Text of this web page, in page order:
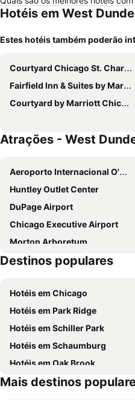
Hotéis em West
Estes hotéis também poderão
Courtyard Chicago St. Charles
Fairfield Inn & Suites by Marriott Chicago Schaumburg
Courtyard by Marriott Chicago Schaumburg/Woodfield Mall
Atrações - West
Aeroporto Internacional O'Hare
Huntley Outlet Center
DuPage Airport
Chicago Executive Airport
Morton Arboretum
Kilbourn Park
Hermosa
Destinos populares
Hotéis em Chicago
Hotéis em Park Ridge
Hotéis em Schiller Park
Hotéis em Schaumburg
Hotéis em Oak Brook
Mais destinos